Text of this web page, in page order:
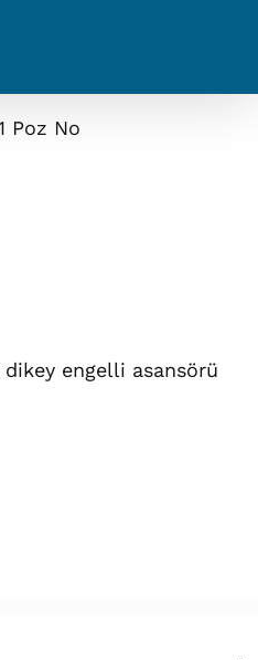
Poz No
dikey engelli asansörü